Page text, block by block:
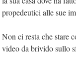
propedeutici alle sue
Non ci resta che stare
video da brivido sullo